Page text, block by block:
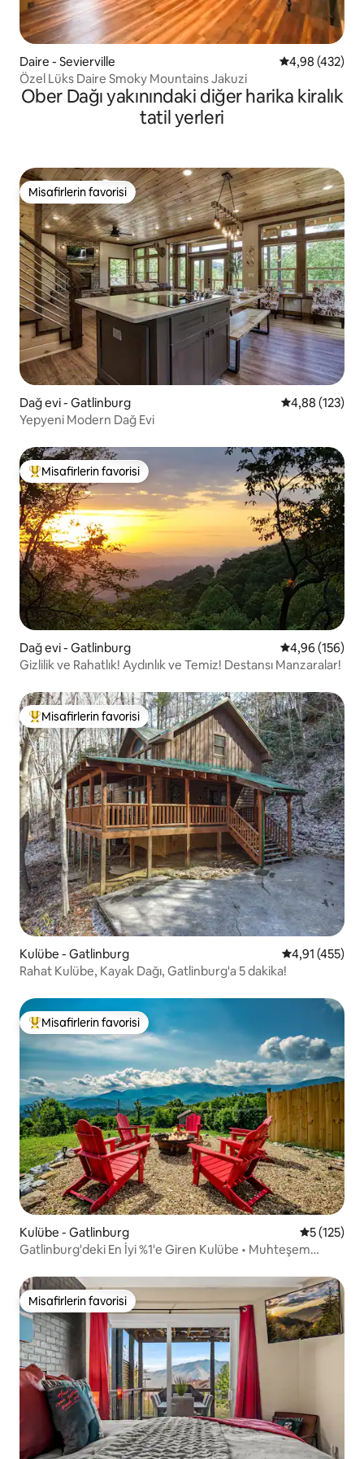
Daire - Sevierville 5 üzerinden
4,98 (432)
Özel Lüks Daire Smoky Mountains Jakuzi
Ober Dağı yakınındaki diğer harika kiralık
tatil yerleri
Misafirlerin favorisi
Misafirlerin favorisi
Dağ evi - Gatlinburg 5 üzerinden
4,88 (123)
Yepyeni Modern Dağ Evi
Misafirlerin favorilerinden en beğenilenler arasında
Misafirlerin favorisi
Dağ evi - Gatlinburg 5 üzerinden
4,96 (156)
Gizlilik ve Rahatlık! Aydınlık ve Temiz! Destansı Manzaralar!
Misafirlerin favorilerinden en beğenilenler arasında
Misafirlerin favorisi
Kulübe - Gatlinburg 5 üzerinden
4,91 (455)
Rahat Kulübe, Kayak Dağı, Gatlinburg'a 5 dakika!
Misafirlerin favorilerinden en beğenilenler arasında
Misafirlerin favorisi
Kulübe - Gatlinburg 55 (125)
Gatlinburg'deki En İyi %1'e Giren Kulübe • Muhteşem
Misafirlerin favorisi
Misafirlerin favorisi